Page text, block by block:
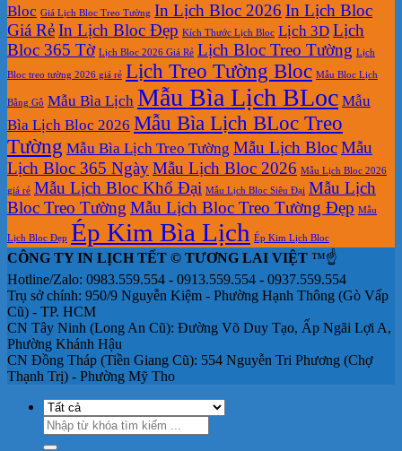
Để
Bàn
Bloc Giá Lịch Bloc Treo Tường In Lịch Bloc 2026 In Lịch Bloc
Giá RẻIn Lịch Bloc Đẹp Kích Thước Lịch Bloc Lịch 3D Lịch
Bloc 365 Tờ Lịch Bloc 2026 Giá Rẻ Lịch Bloc Treo Tường Lịch
Bloc treo tường 2026 giá rẻ Lịch Treo Tường Bloc Mẫu Bloc Lịch
Bằng Gỗ Mẫu Bìa Lịch Mẫu Bìa Lịch BLoc Mẫu
Bìa Lịch Bloc 2026 Mẫu Bìa Lịch BLoc Treo
Tường Mẫu Bìa Lịch Treo Tường Mẫu Lịch BlocMẫu
Lịch Bloc 365 NgàyMẫu Lịch Bloc 2026 Mẫu Lịch Bloc 2026
giá rẻ Mẫu Lịch Bloc Khổ Đại Mẫu Lịch Bloc Siêu Đại Mẫu Lịch
Bloc Treo Tường Mẫu Lịch Bloc Treo Tường Đẹp Mẫu
Lịch Bloc Đẹp Ép Kim Bìa Lịch Ép Kim Lịch Bloc
CÔNG TY IN LỊCH TẾT © TƯƠNG LAI VIỆT ™☝️
Hotline/Zalo: 0983.559.554 - 0913.559.554 - 0937.559.554
Trụ sở chính: 950/9 Nguyễn Kiệm - Phường Hạnh Thông (Gò Vấp
Cũ) - TP. HCM
CN Tây Ninh (Long An Cũ): Đường Võ Duy Tạo, Ấp Ngãi Lợi A,
Phường Khánh Hậu
CN Đồng Tháp (Tiền Giang Cũ): 554 Nguyễn Tri Phương (Chợ
Thạnh Trị) - Phường Mỹ Tho
Tìm
kiếm: